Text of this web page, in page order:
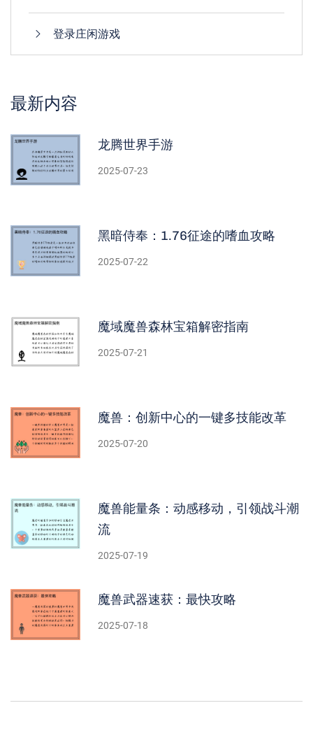
登录庄闲游戏
最新内容
龙腾世界手游
2025-07-23
黑暗侍奉：1.76征途的嗜血攻略
2025-07-22
魔域魔兽森林宝箱解密指南
2025-07-21
魔兽：创新中心的一键多技能改革
2025-07-20
魔兽能量条：动感移动，引领战斗潮
流
2025-07-19
魔兽武器速获：最快攻略
2025-07-18